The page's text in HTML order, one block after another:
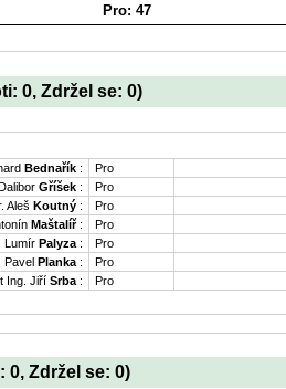
Pro: 47
0, Zdržel se: 0)
Bednařík :
Pro
Gříšek :
Pro
Aleš Koutný :
Pro
Maštalíř:
Pro
Lumír Palyza :
Pro
Pavel Planka :
Pro
Ing. Jiří Srba : Pro
0, Zdržel se: 0)